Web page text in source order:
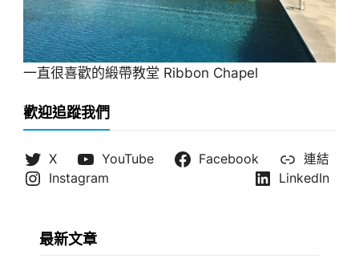
一直很喜歡的緞帶教堂 Ribbon Chapel
歡迎追蹤我們
X YouTube Facebook
連結
Instagram
LinkedIn
最新文章